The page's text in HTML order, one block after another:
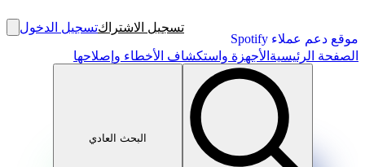
موقع دعم عملاء Spotify
تسجيل الاشتراكتسجيل الدخول
الصفحة الرئيسية الأجهزة واستكشاف الأخطاء وإصلاحها
البحث العادي